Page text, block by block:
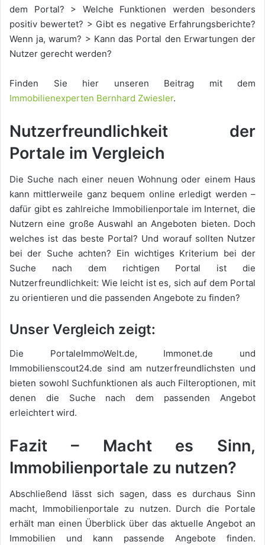
dem Portal? > Welche Funktionen werden besonders
positiv bewertet? > Gibt es negative Erfahrungsberichte?
Wenn ja, warum? > Kann das Portal den Erwartungen der
Nutzer gerecht werden?
Finden Sie hier unseren Beitrag mit dem
Immobilienexperten Bernhard Zwiesler.
Nutzerfreundlichkeit der
Portale im Vergleich
Die Suche nach einer neuen Wohnung oder einem Haus
kann mittlerweile ganz bequem online erledigt werden –
dafür gibt es zahlreiche Immobilienportale im Internet, die
Nutzern eine große Auswahl an Angeboten bieten. Doch
welches ist das beste Portal? Und worauf sollten Nutzer
bei der Suche achten? Ein wichtiges Kriterium bei der
Suche nach dem richtigen Portal ist die
Nutzerfreundlichkeit: Wie leicht ist es, sich auf dem Portal
zu orientieren und die passenden Angebote zu finden?
Unser Vergleich zeigt:
Die PortaleImmoWelt.de, Immonet.de und
Immobilienscout24.de sind am nutzerfreundlichsten und
bieten sowohl Suchfunktionen als auch Filteroptionen, mit
denen die Suche nach dem passenden Angebot
erleichtert wird.
Fazit – Macht es Sinn,
Immobilienportale zu nutzen?
Abschließend lässt sich sagen, dass es durchaus Sinn
macht, Immobilienportale zu nutzen. Durch die Portale
erhält man einen Überblick über das aktuelle Angebot an
Immobilien und kann passende Angebote finden.